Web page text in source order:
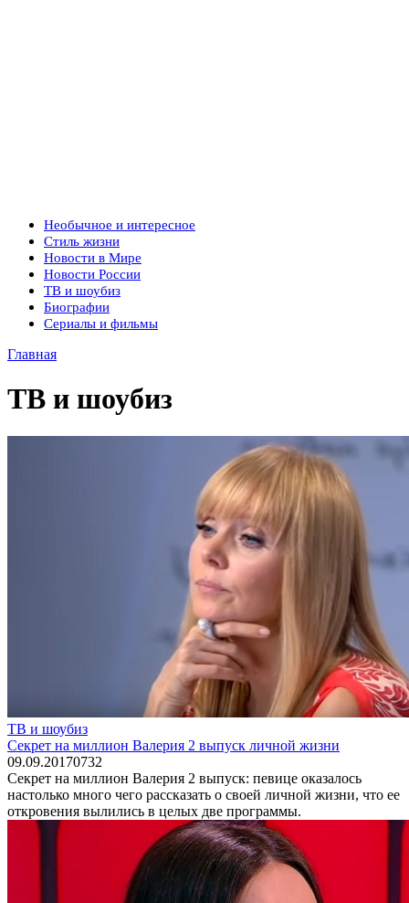
Необычное и интересное
Стиль жизни
Новости в Мире
Новости России
ТВ и шоубиз
Биографии
Сериалы и фильмы
Главная
ТВ и шоубиз
ТВ и шоубиз
Секрет на миллион Валерия 2 выпуск личной жизни
09.09.20170732
Секрет на миллион Валерия 2 выпуск: певице оказалось
настолько много чего рассказать о своей личной жизни, что ее
откровения вылились в целых две программы.